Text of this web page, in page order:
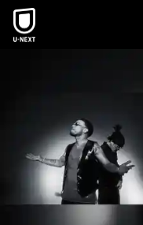
本文へスキップ